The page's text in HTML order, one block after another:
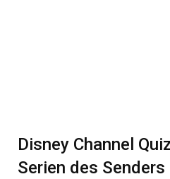
Disney Channel
Serien des